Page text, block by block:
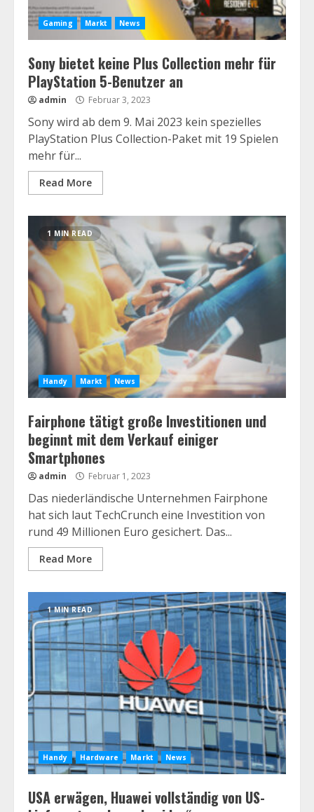
Gaming Markt News
Sony bietet keine Plus Collection mehr für
PlayStation 5-Benutzer an
admin Februar 3, 2023
Sony wird ab dem 9. Mai 2023 kein spezielles
PlayStation Plus Collection-Paket mit 19 Spielen
mehr für...
Read More
1 MIN READ
Handy Markt News
Fairphone tätigt große Investitionen und
beginnt mit dem Verkauf einiger
Smartphones
admin Februar 1, 2023
Das niederländische Unternehmen Fairphone
hat sich laut TechCrunch eine Investition von
rund 49 Millionen Euro gesichert. Das...
Read More
1 MIN READ
Handy Hardware Markt News
USA erwägen, Huawei vollständig von US-